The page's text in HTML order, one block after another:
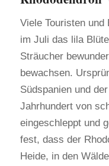
Viele Touristen und
im Juli das lila
Sträucher
bewachsen.
Südspanien und
Jahrhundert von
eingeschleppt und
fest, dass der
Heide, in den